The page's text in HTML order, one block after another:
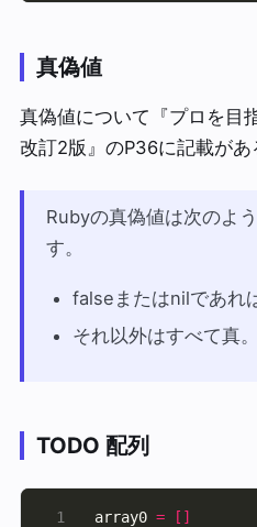
真偽値
真偽値について『プロを目
改訂2版』のP36に記載があ
Rubyの真偽値は次のよ
す。
falseまたはnilであれ
それ以外はすべて真。
TODO 配列
array0 =
[]